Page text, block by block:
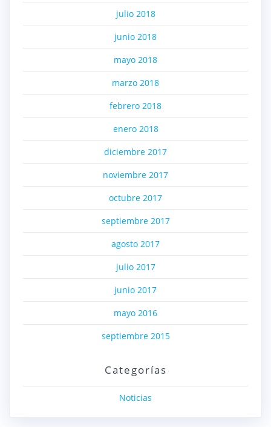
julio 2018
junio 2018
mayo 2018
marzo 2018
febrero 2018
enero 2018
diciembre 2017
noviembre 2017
octubre 2017
septiembre 2017
agosto 2017
julio 2017
junio 2017
mayo 2016
septiembre 2015
Categorías
Noticias